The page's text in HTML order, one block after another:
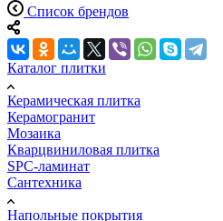
Список брендов
Каталог плитки
Керамическая плитка
Керамогранит
Мозаика
Кварцвиниловая плитка
SPC-ламинат
Сантехника
Напольные покрытия